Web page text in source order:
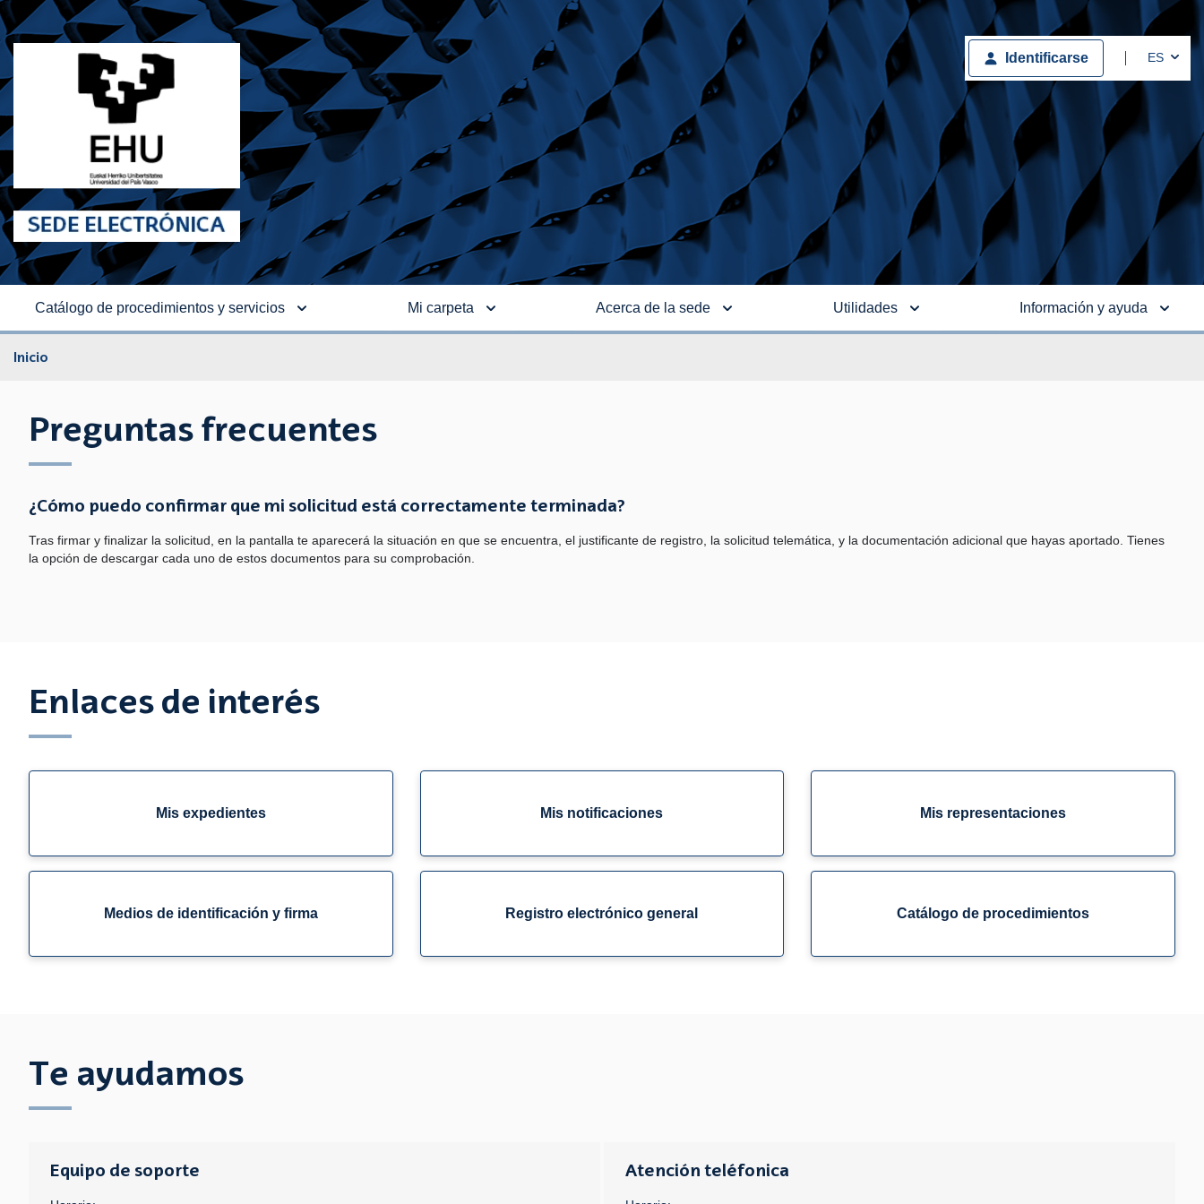
ES
Identificarse
Catálogo de procedimientos y servicios Mi carpeta Acerca de la sede Utilidades Información y ayuda
Inicio
Preguntas frecuentes
¿Cómo puedo confirmar que mi solicitud está correctamente terminada?
Tras firmar y finalizar la solicitud, en la pantalla te aparecerá la situación en que se encuentra, el justificante de registro, la solicitud telemática, y la documentación adicional que hayas aportado. Tienes
la opción de descargar cada uno de estos documentos para su comprobación.
Enlaces de interés
Mis expedientes Mis notificaciones Mis representaciones
Medios de identificación y firma Registro electrónico general Catálogo de procedimientos
Te ayudamos
Equipo de soporte Atención teléfonica